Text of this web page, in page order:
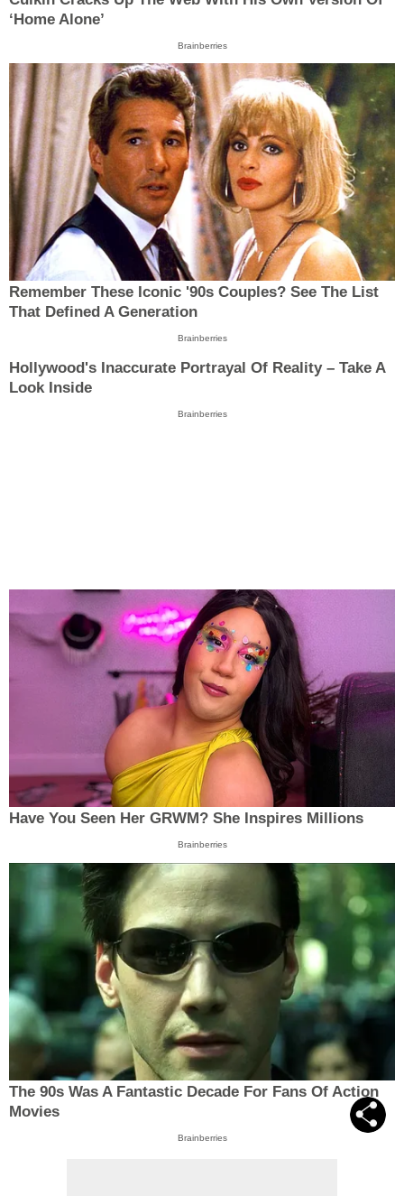
‘Home Alone’
Brainberries
Remember These Iconic '90s Couples? See The List
That Defined A Generation
Brainberries
Hollywood's Inaccurate Portrayal Of Reality – Take A
Look Inside
Brainberries
Have You Seen Her GRWM? She Inspires Millions
Brainberries
The 90s Was A Fantastic Decade For Fans Of Action
Movies
Brainberries